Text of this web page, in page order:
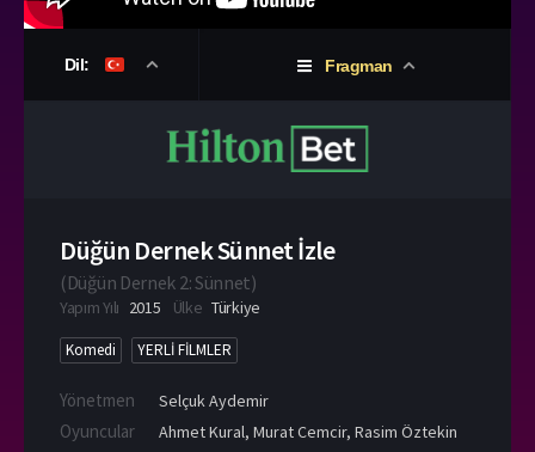
Dil: Fragman
Düğün Dernek Sünnet İzle
(Düğün Dernek 2: Sünnet)
Yapım Yılı 2015 Ülke Türkiye
Komedi YERLİ FİLMLER
Yönetmen Selçuk Aydemir
Oyuncular Ahmet Kural, Murat Cemcir, Rasim Öztekin